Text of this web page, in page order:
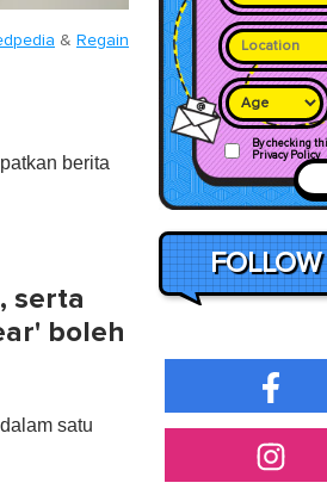
& Regain
berita
serta
boleh
satu
By checking
Privacy Policy
FOLLOW